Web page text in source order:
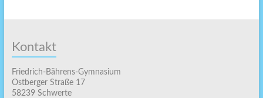
Kontakt
Friedrich-Bährens-Gymnasium
Ostberger Straße 17
58239 Schwerte